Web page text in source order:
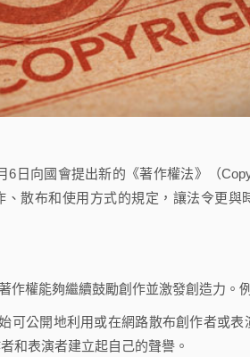
向國會提出新的《著作權法》（
散布和使用方式的規定，讓法令更與
作權能夠繼續鼓勵創作並激發創造力。
可公開地利用或在網路散布創作者或
和表演者建立起自己的聲譽。